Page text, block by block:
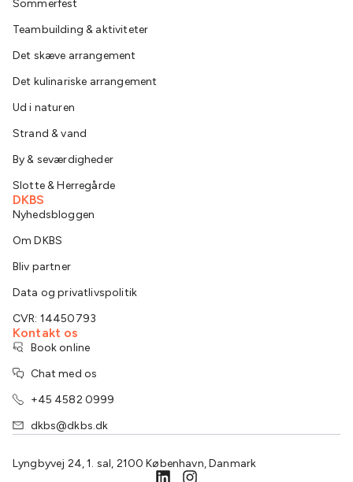
Sommerfest
Teambuilding & aktiviteter
Det skæve arrangement
Det kulinariske arrangement
Ud i naturen
Strand & vand
By & seværdigheder
Slotte & Herregårde
DKBS
Nyhedsbloggen
Om DKBS
Bliv partner
Data og privatlivspolitik
CVR: 14450793
Kontakt os
Book online
Chat med os
+45 4582 0999
dkbs@dkbs.dk
Lyngbyvej 24, 1. sal, 2100 København, Danmark